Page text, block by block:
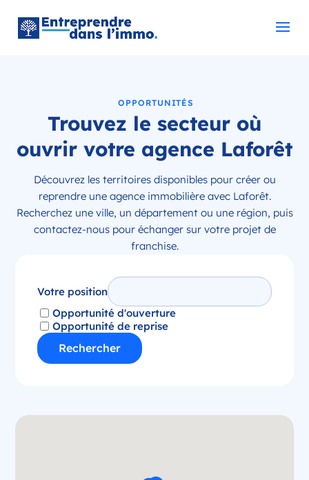
OPPORTUNITÉS
Trouvez le secteur où
ouvrir votre agence Laforêt
Découvrez les territoires disponibles pour créer ou
reprendre une agence immobilière avec Laforêt.
Recherchez une ville, un département ou une région, puis
contactez-nous pour échanger sur votre projet de
franchise.
Votre position
Opportunité d'ouverture
Opportunité de reprise